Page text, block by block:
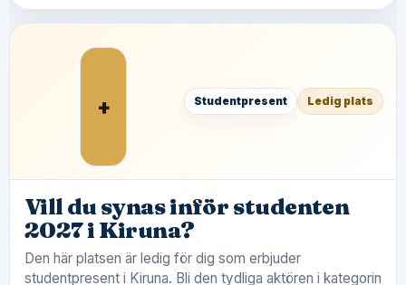
+ Studentpresent Ledig plats
Vill du synas inför studenten
2027 i Kiruna?
Den här platsen är ledig för dig som erbjuder
studentpresent i Kiruna. Bli den tydliga aktören i kategorin